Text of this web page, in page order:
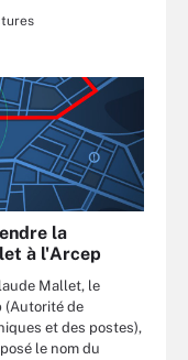
la
à l'Arcep
Mallet, le
(Autorité de
et des postes),
le nom du